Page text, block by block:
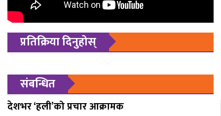
प्रतिक्रिया दिनुहोस्
संबन्धित
देशभर ‘हली’को प्रचार आक्रामक